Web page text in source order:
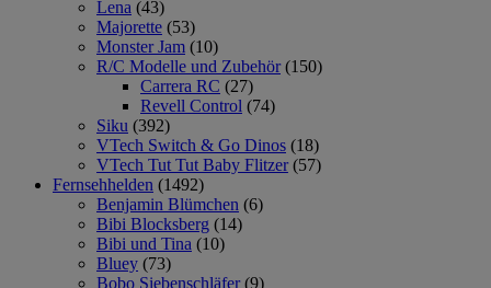
Lena (43)
Majorette (53)
Monster Jam (10)
R/C Modelle und Zubehör (150)
Carrera RC (27)
Revell Control (74)
Siku (392)
VTech Switch & Go Dinos (18)
VTech Tut Tut Baby Flitzer (57)
Fernsehhelden (1492)
Benjamin Blümchen (6)
Bibi Blocksberg (14)
Bibi und Tina (10)
Bluey (73)
Bobo Siebenschläfer (9)